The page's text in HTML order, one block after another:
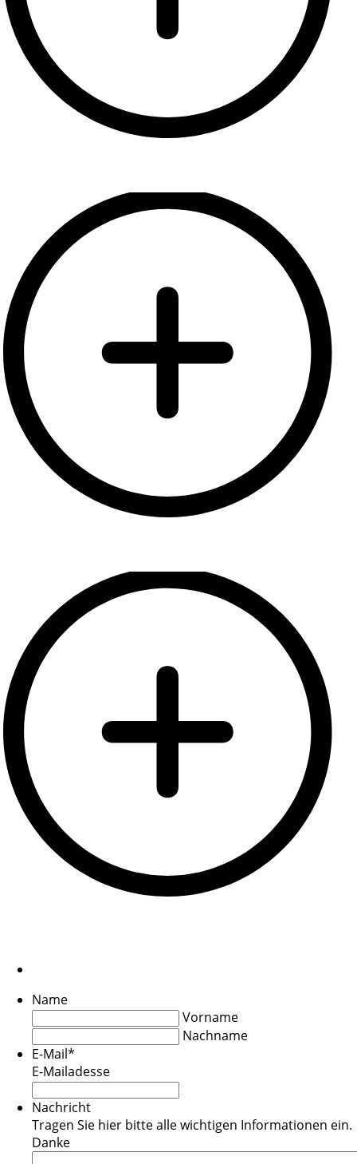
Name
Vorname
Nachname
E-Mail*
E-Mailadesse
Nachricht
Tragen Sie hier bitte alle wichtigen Informationen ein.
Danke